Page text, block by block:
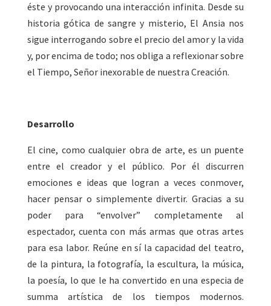
éste y provocando una interacción infinita. Desde su
historia gótica de sangre y misterio, El Ansia nos
sigue interrogando sobre el precio del amor y la vida
y, por encima de todo; nos obliga a reflexionar sobre
el Tiempo, Señor inexorable de nuestra Creación.
Desarrollo
El cine, como cualquier obra de arte, es un puente
entre el creador y el público. Por él discurren
emociones e ideas que logran a veces conmover,
hacer pensar o simplemente divertir. Gracias a su
poder para “envolver” completamente al
espectador, cuenta con más armas que otras artes
para esa labor. Reúne en sí la capacidad del teatro,
de la pintura, la fotografía, la escultura, la música,
la poesía, lo que le ha convertido en una especia de
summa artística de los tiempos modernos.